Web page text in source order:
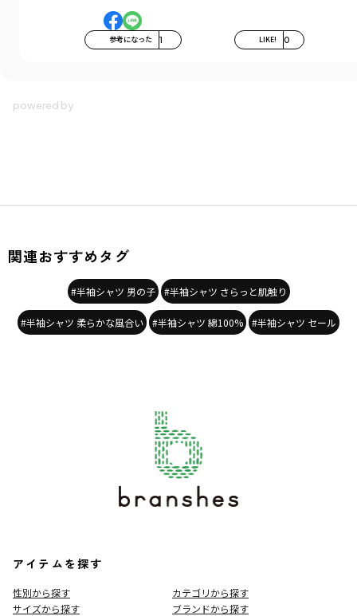
参考になった 1 LIKE! 0
関連おすすめタグ
#半袖シャツ 男の子 #半袖シャツ さらっと肌触り
#半袖シャツ 柔らかな風合い #半袖シャツ 綿100% #半袖シャツ セール
アイテムを探す
性別から探す
カテゴリから探す
サイズから探す
ブランドから探す